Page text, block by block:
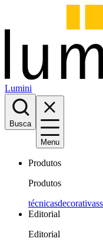
Lumini
Busca
Menu
Produtos
Produtos
técnicasdecorativas
Editorial
Editorial